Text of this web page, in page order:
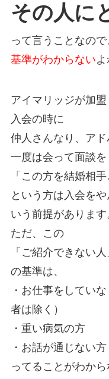
その人に
って言うことなので
基準がわからないよ
アイマリッジが加盟
入会の時に
仲人さんなり、ア
一度は会って面談
「この方を結婚相
という方は入会を
いう前提があります
ただ、この
「ご紹介できない人
の基準は、
・お仕事をしてい
者は除く）
・重い病気の方
・お話が通じない
ってることがわから